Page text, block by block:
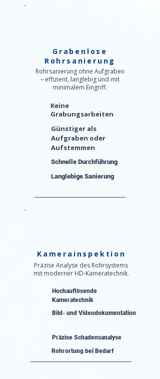
Grabenlose
Rohrsanierung
Rohrsanierung ohne Aufgraben
– effizient, langlebig und mit
minimalem Eingriff.
Keine
Grabungsarbeiten
Günstiger als
Aufgraben oder
Aufstemmen
Schnelle Durchführung
Langlebige Sanierung
Kamerainspektion
Präzise Analyse des Rohrsystems
mit moderner HD-Kameratechnik.
Hochauflösende
Kameratechnik
Bild- und Videodokumentation
Präzise Schadensanalyse​
Rohrortung bei Bedarf